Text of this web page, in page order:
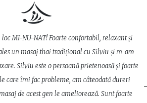
MI-NU-NAT! Foarte confortabil, relaxant și
un masaj thai tradițional cu Silviu și m-am
Silviu este o persoană prietenoasă și foarte
care îmi fac probleme, am câteodată dureri
de acest gen le ameliorează. Sunt foarte